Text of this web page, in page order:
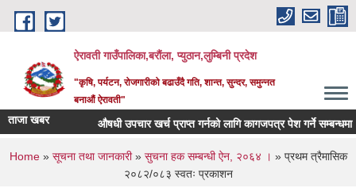
Skip to main content
ऐरावती गाउँपालिका,बरौंला, प्युठान,लुम्बिनी प्रदेश
"कृषि, पर्यटन, रोजगारीको बढाउँदै गति, शान्त, सुन्दर, समुन्नत
बनाऔं ऐरावती"
ताजा खबर औषधी उपचार खर्च प्राप्त गर्नको लागि कागजपत्र पेश गर्ने सम्बन्धमा ।
You are here
Home» सूचना तथा जानकारी» सुचना हक सम्बन्धी ऐन, २०६४ । » प्रथम त्रैमासिक
२०८२/०८३ स्वतः प्रकाशन